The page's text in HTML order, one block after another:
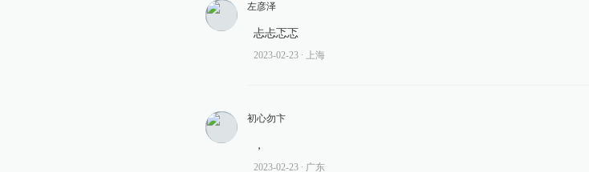
左彦泽
忐忐忑忑
2023-02-23 ∙ 上海
初心勿卞
，
2023-02-23 ∙ 广东